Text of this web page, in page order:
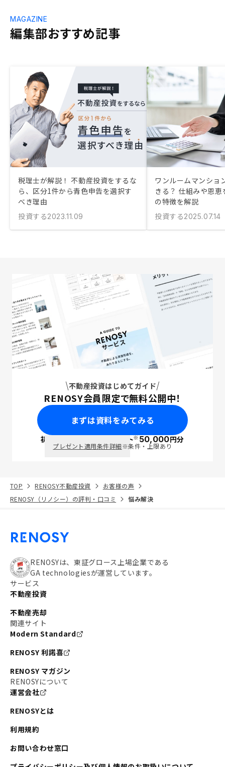
編集部おすすめ記事
MAGAZINE
税理士が解説！ 不動産投資をするな
ら、区分1件から青色申告を選択す
べき理由
投資する2023.11.09
ワンルームマンショ
きる？ 仕組みや恩
の特徴を解説
投資する2025.07.14
不動産投資はじめてガイド
RENOSY会員限定で無料公開中！
まずは資料をみてみる
初回面談で ポイント※50,000円分
プレゼント適用条件詳細※条件・上限あり
TOP RENOSY不動産投資
お客様の声
RENOSY（リノシー）の評判・口コミ
悩み解決
RENOSYは、東証グロース上場企業である
GA technologiesが運営しています。
サービス
不動産投資
不動産売却
関連サイト
Modern Standard
RENOSY 利諾喜
RENOSY マガジン
RENOSYについて
運営会社
RENOSYとは
利用規約
お問い合わせ窓口